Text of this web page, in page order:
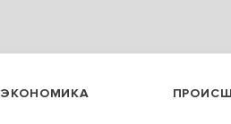
ЭКОНОМИКА